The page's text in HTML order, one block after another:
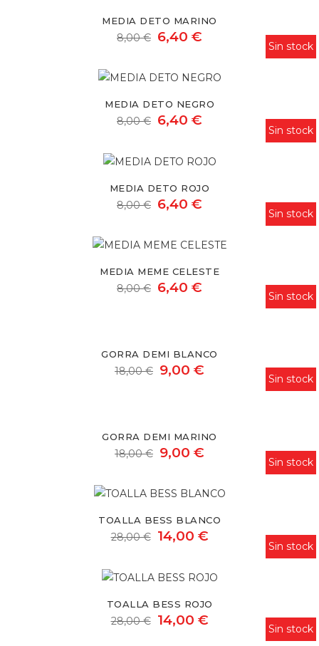
marino
MEDIA DETO MARINO
8,00 € 6,40 €
Media
negro
MEDIA DETO NEGRO
8,00 €
Sin stock
6,40 €
Media
rojo
MEDIA DETO ROJO
8,00 €
Sin stock
6,40 €
Media
celeste
MEDIA MEME CELESTE
8,00 €
Sin stock
6,40 €
blanco
GORRA DEMI BLANCO
18,00 €
Sin stock
9,00 €
marino
GORRA DEMI MARINO
18,00 €
Sin stock
9,00 €
Toalla
blanco
TOALLA BESS BLANCO
28,00 €
Sin stock
14,00 €
Toalla
rojo
TOALLA BESS ROJO
28,00 €
Sin stock
14,00 €
Sin stock